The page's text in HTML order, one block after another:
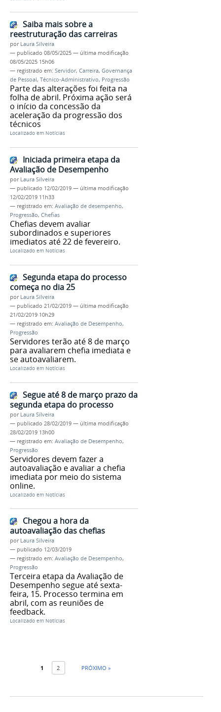
Saiba mais sobre a
reestruturação das carreiras
por Laura Silveira
— publicado 08/05/2025 — última modificação
08/05/2025 15h06
— registrado em: Servidor, Carreira, Governança
de Pessoal, Técnico-Administrativo, Progressão
Parte das alterações foi feita na
folha de abril. Próxima ação será
o início da concessão da
aceleração da progressão dos
técnicos
Localizado em Notícias
Iniciada primeira etapa da
Avaliação de Desempenho
por Laura Silveira
— publicado 12/02/2019 — última modificação
12/02/2019 11h33
— registrado em: Avaliação de desempenho,
Progressão, Chefias
Chefias devem avaliar
subordinados e superiores
imediatos até 22 de fevereiro.
Localizado em Notícias
Segunda etapa do processo
começa no dia 25
por Laura Silveira
— publicado 21/02/2019 — última modificação
21/02/2019 10h29
— registrado em: Avaliação de Desempenho,
Progressão
Servidores terão até 8 de março
para avaliarem chefia imediata e
se autoavaliarem.
Localizado em Notícias
Segue até 8 de março prazo da
segunda etapa do processo
por Laura Silveira
— publicado 28/02/2019 — última modificação
28/02/2019 13h00
— registrado em: Avaliação de Desempenho,
Progressão
Servidores devem fazer a
autoavaliação e avaliar a chefia
imediata por meio do sistema
online.
Localizado em Notícias
Chegou a hora da
autoavaliação das chefias
por Laura Silveira
— publicado 12/03/2019
— registrado em: Avaliação de Desempenho,
Progressão
Terceira etapa da Avaliação de
Desempenho segue até sexta-
feira, 15. Processo termina em
abril, com as reuniões de
feedback.
Localizado em Notícias
1 2 PRÓXIMO »